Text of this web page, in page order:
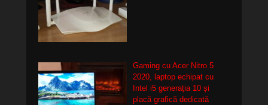
Gaming cu Acer Nitro 5
2020, laptop echipat cu
Intel i5 generația 10 și
placă grafică dedicată